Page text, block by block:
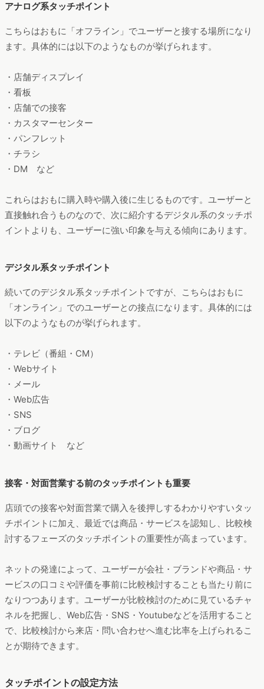
アナログ系タッチポイント
こちらはおもに「オフライン」でユーザーと接する場所になり
ます。具体的には以下のようなものが挙げられます。
・店舗ディスプレイ
・看板
・店舗での接客
・カスタマーセンター
・パンフレット
・チラシ
・DM など
これらはおもに購入時や購入後に生じるものです。ユーザーと
直接触れ合うものなので、次に紹介するデジタル系のタッチポ
イントよりも、ユーザーに強い印象を与える傾向にあります。
デジタル系タッチポイント
続いてのデジタル系タッチポイントですが、こちらはおもに
「オンライン」でのユーザーとの接点になります。具体的には
以下のようなものが挙げられます。
・テレビ（番組・CM）
・Webサイト
・メール
・Web広告
・SNS
・ブログ
・動画サイト など
接客・対面営業する前のタッチポイントも重要
店頭での接客や対面営業で購入を後押しするわかりやすいタッ
チポイントに加え、最近では商品・サービスを認知し、比較検
討するフェーズのタッチポイントの重要性が高まっています。
ネットの発達によって、ユーザーが会社・ブランドや商品・サ
ービスの口コミや評価を事前に比較検討することも当たり前に
なりつつあります。ユーザーが比較検討のために見ているチャ
ネルを把握し、Web広告・SNS・Youtubeなどを活用すること
で、比較検討から来店・問い合わせへ進む比率を上げられるこ
とが期待できます。
タッチポイントの設定方法